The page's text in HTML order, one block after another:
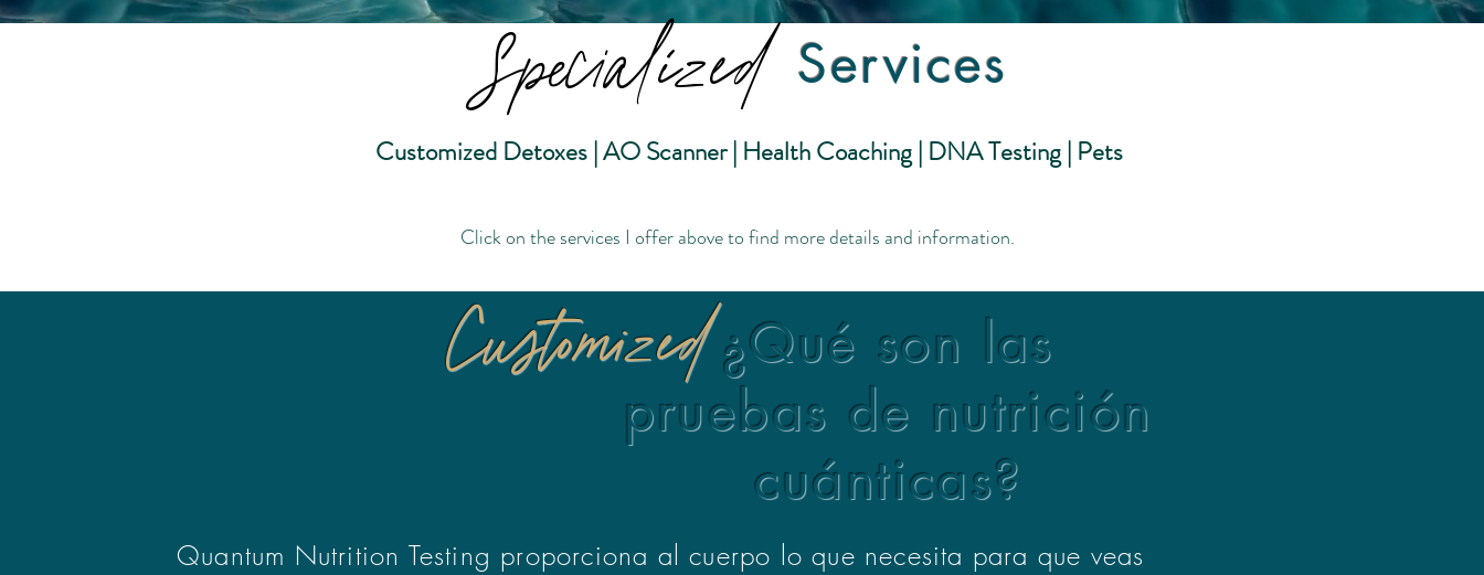
Specialized Services
Customized Detoxes | AO Scanner | Health Coaching | DNA Testing | Pets
Click on the services I offer above to find more details and information.
Quantum Nutrition Testing proporciona al cuerpo lo que necesita para que veas
¿Qué son las
pruebas de nutrición
cuánticas?
Customized